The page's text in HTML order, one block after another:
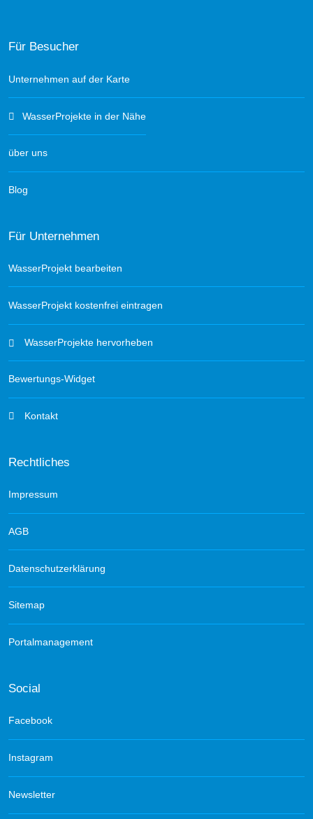
Für Besucher
Unternehmen auf der Karte
WasserProjekte in der Nähe
über uns
Blog
Für Unternehmen
WasserProjekt bearbeiten
WasserProjekt kostenfrei eintragen
WasserProjekte hervorheben
Bewertungs-Widget
Kontakt
Rechtliches
Impressum
AGB
Datenschutzerklärung
Sitemap
Portalmanagement
Social
Facebook
Instagram
Newsletter